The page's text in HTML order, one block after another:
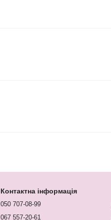
Контактна інформація
050 707-08-99
067 557-20-61